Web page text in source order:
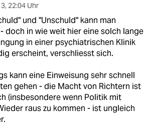
, 22:04 Uhr
und "Unschuld" kann man
doch in wie weit hier eine solch lange
in einer psychiatrischen Klinik
erscheint, verschliesst sich.
kann eine Einweisung sehr schnell
gehen - die Macht von Richtern ist
(insbesondere wenn Politik mit
raus zu kommen - ist ungleich